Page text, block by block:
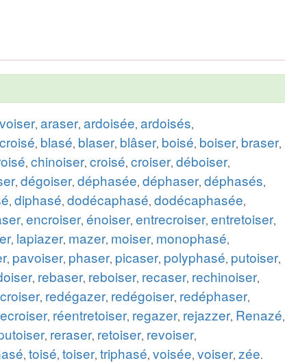
, araser, ardoisée, ardoisés,
, blasé, blaser, blâser, boisé, boiser, braser,
, chinoiser, croisé, croiser, déboiser,
, dégoiser, déphasée, déphaser, déphasés,
, diphasé, dodécaphasé, dodécaphasée,
, encroiser, énoiser, entrecroiser, entretoiser,
, lapiazer, mazer, moiser, monophasé,
, pavoiser, phaser, picaser, polyphasé, putoiser,
, rebaser, reboiser, recaser, rechinoiser,
, redégazer, redégoiser, redéphaser,
, réentretoiser, regazer, rejazzer, Renazé,
, reraser, retoiser, revoiser,
, toisé, toiser, triphasé, voisée, voiser, zée.